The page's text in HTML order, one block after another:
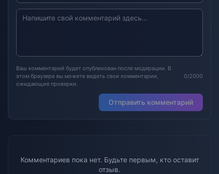
Ваш комментарий будет опубликован после модерации. В
этом браузере вы можете видеть свои комментарии,
ожидающие проверки.
0/2000
Отправить комментарий
Комментариев пока нет. Будьте первым, кто оставит
отзыв.